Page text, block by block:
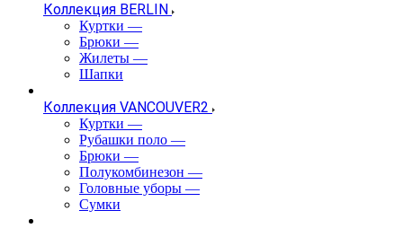
Коллекция BERLIN
Куртки —
Брюки —
Жилеты —
Шапки
Коллекция VANCOUVER2
Куртки —
Рубашки поло —
Брюки —
Полукомбинезон —
Головные уборы —
Сумки